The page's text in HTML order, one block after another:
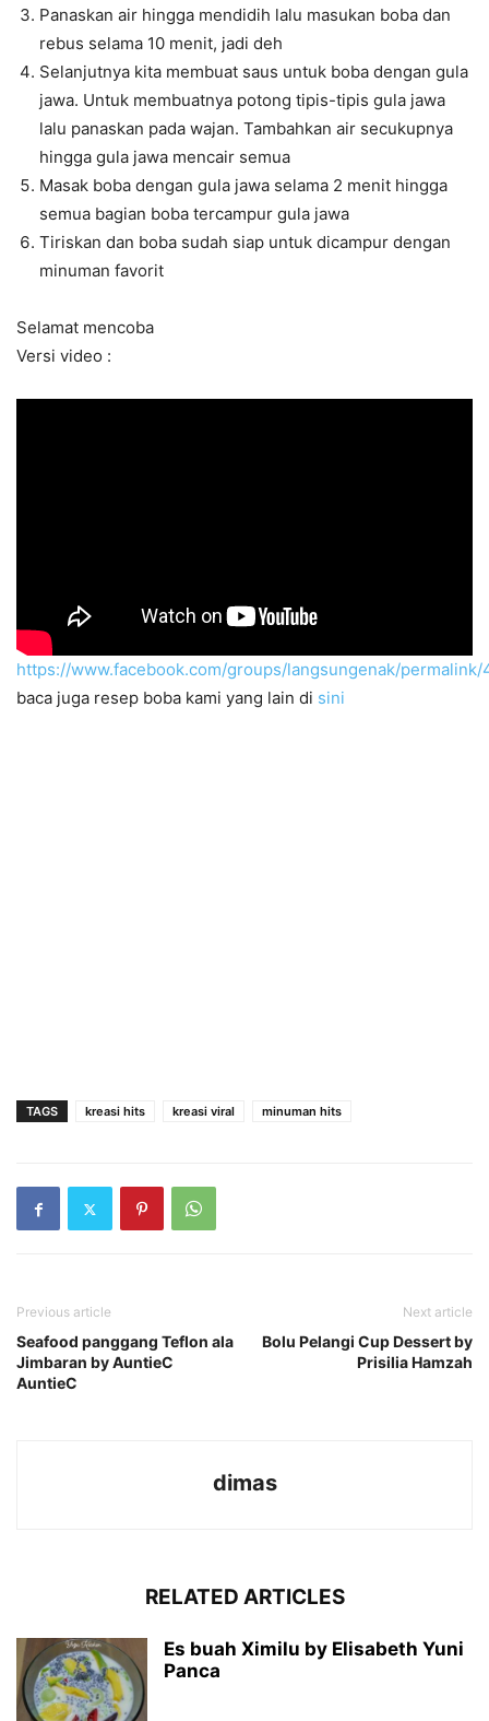
Panaskan air hingga mendidih lalu masukan boba dan
rebus selama 10 menit, jadi deh
Selanjutnya kita membuat saus untuk boba dengan gula
jawa. Untuk membuatnya potong tipis-tipis gula jawa
lalu panaskan pada wajan. Tambahkan air secukupnya
hingga gula jawa mencair semua
Masak boba dengan gula jawa selama 2 menit hingga
semua bagian boba tercampur gula jawa
Tiriskan dan boba sudah siap untuk dicampur dengan
minuman favorit
Selamat mencoba
Versi video :
https://www.facebook.com/groups/langsungenak/
baca juga resep boba kami yang lain di sini
TAGS kreasi hits kreasi viral minuman hits
Previous article
Seafood panggang Teflon ala
Jimbaran by AuntieC
AuntieC
Next article
Bolu Pelangi Cup Dessert by
Prisilia Hamzah
dimas
RELATED ARTICLES
Es buah Ximilu by Elisabeth Yuni
Panca